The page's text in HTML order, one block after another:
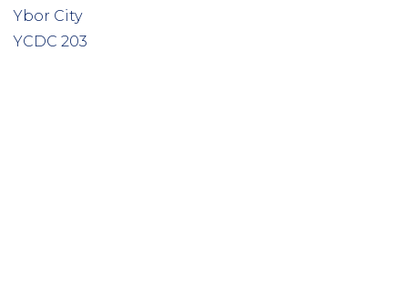
Ybor City
YCDC 203